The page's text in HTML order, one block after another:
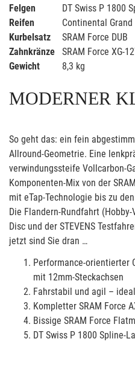
Felgen
DT Swiss P 1800
Reifen
Continental Grand
Kurbelsatz
SRAM Force DUB
Zahnkränze
SRAM Force XG-
Gewicht
8,3 kg
MODERNER
So geht das: ein fein
Allround-Geometrie. Eine
verwindungssteife Vollcarbon-
Komponenten-Mix von der
mit eTap-Technologie bis zu
Die Flandern-Rundfahrt
Disc und der STEVENS
jetzt sind Sie dran …
Performance-orientierter
mit 12mm-Steckachsen
Fahrstabil und agil –
Kompletter SRAM Force
Bissige SRAM Force
DT Swiss P 1800 Spline-